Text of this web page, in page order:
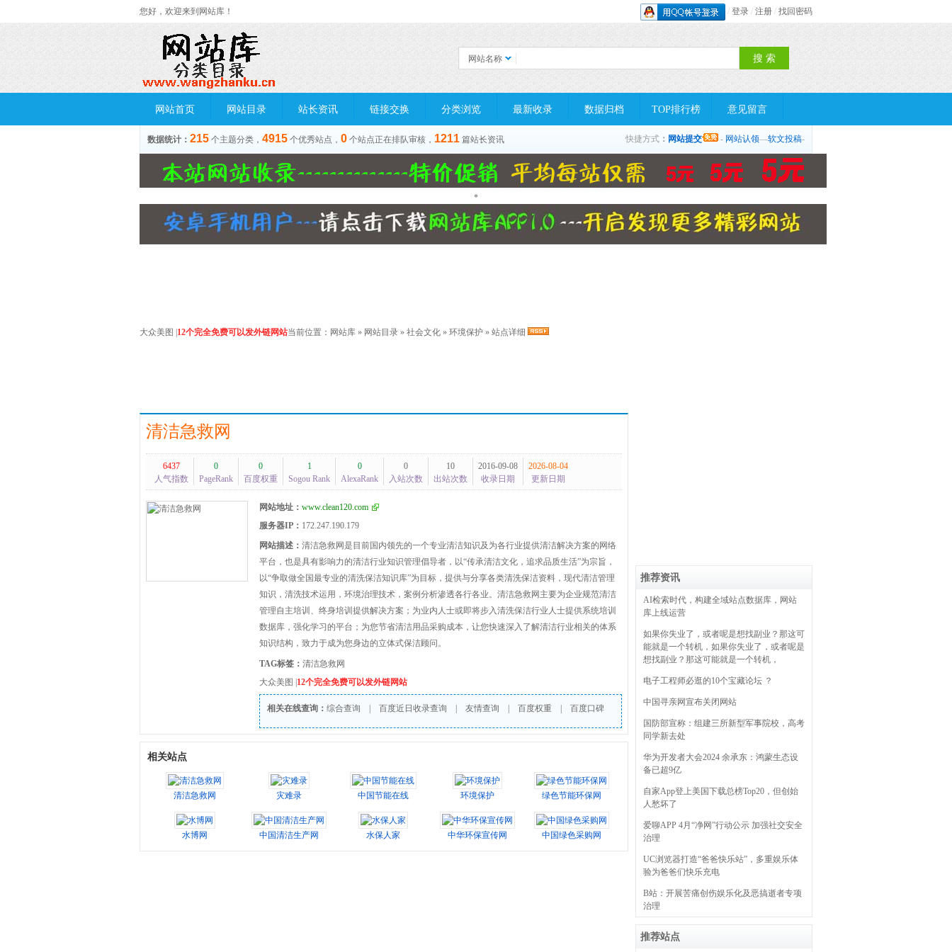
您好，欢迎来到网站库！ / 登录 / 注册 / 找回密码
网站名称
网站首页 网站目录 站长资讯 链接交换 分类浏览 最新收录 数据归档 TOP排行榜 意见留言
数据统计： 215 个主题分类， 4915 个优秀站点， 0 个站点正在排队审核， 1211 篇站长资讯 快捷方式 ： 网站提交 - 网站认领—软文投稿-
*
大众美图 12个完全免费可以发外链网站当前位置： 网站库 » 网站目录 » 社会文化 » 环境保护 » 站点详细
清洁急救网
6437
人气指数
0
PageRank
0
百度权重
1
Sogou Rank
0
AlexaRank
0
入站次数
10
出站次数
2016-09-08
收录日期
2026-08-04
更新日期
网站地址： www.clean120.com
服务器IP： 172.247.190.179
网站描述： 清洁急救网是目前国内领先的一个专业清洁知识及为各行业提供清洁解决方案的网络
平台，也是具有影响力的清洁行业知识管理倡导者，以“传承清洁文化，追求品质生活”为宗旨，
以“争取做全国最专业的清洗保洁知识库”为目标，提供与分享各类清洗保洁资料，现代清洁管理
知识，清洗技术运用，环境治理技术，案例分析渗透各行各业。清洁急救网主要为企业规范清洁
管理自主培训、终身培训提供解决方案；为业内人士或即将步入清洗保洁行业人士提供系统培训
数据库，强化学习的平台；为您节省清洁用品采购成本，让您快速深入了解清洁行业相关的体系
知识结构，致力于成为您身边的立体式保洁顾问。
TAG标签： 清洁急救网
大众美图 12个完全免费可以发外链网站
相关在线查询： 综合查询 百度近日收录查询 友情查询 百度权重 百度口碑
相关站点
清洁急救网 灾难录 中国节能在线 环境保护 绿色节能环保网
水博网 中国清洁生产网 水保人家 中华环保宣传网 中国绿色采购网
推荐资讯
AI检索时代，构建全域站点数据库，网站
库上线运营
如果你失业了，或者呢是想找副业？那这可
能就是一个转机，如果你失业了，或者呢是
想找副业？那这可能就是一个转机，
电子工程师必逛的10个宝藏论坛 ？
中国寻亲网宣布关闭网站
国防部宣称：组建三所新型军事院校，高考
同学新去处
华为开发者大会2024 余承东：鸿蒙生态设
备已超9亿
自家App登上美国下载总榜Top20，但创始
人愁坏了
爱聊APP 4月“净网”行动公示 加强社交安全
治理
UC浏览器打造“爸爸快乐站”，多重娱乐体
验为爸爸们快乐充电
B站：开展苦痛创伤娱乐化及恶搞逝者专项
治理
推荐站点